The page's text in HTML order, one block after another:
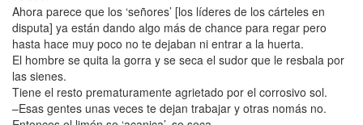
Ahora parece que los ‘señores’ [los líderes de los cárteles en
disputa] ya están dando algo más de chance para regar pero
hasta hace muy poco no te dejaban ni entrar a la huerta.
El hombre se quita la gorra y se seca el sudor que le resbala por
las sienes.
Tiene el resto prematuramente agrietado por el corrosivo sol.
–Esas gentes unas veces te dejan trabajar y otras nomás no.